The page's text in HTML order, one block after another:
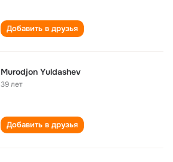
Добавить в друзья
Murodjon Yuldashev
39 лет
Добавить в друзья